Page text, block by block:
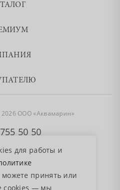
для работы и
принять или
cookies — мы
ООО «Аквамарин»
50 50